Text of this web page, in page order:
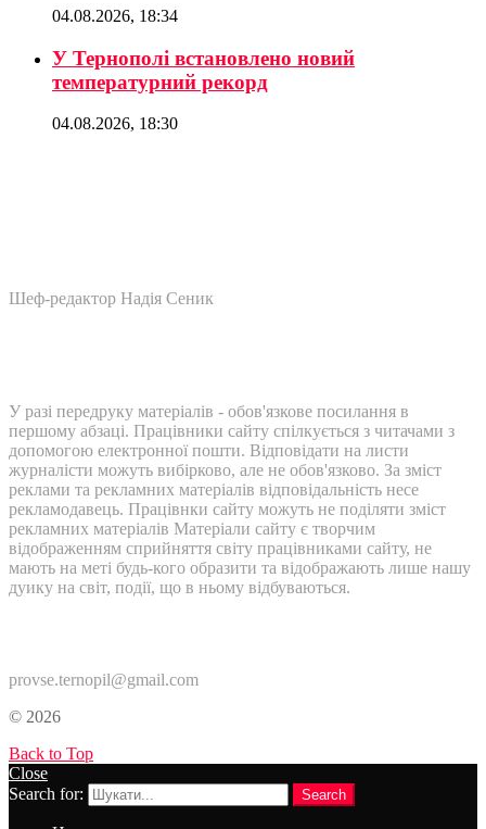
04.08.2026, 18:34
У Тернополі встановлено новий
температурний рекорд
04.08.2026, 18:30
Шеф-редактор Надія Сеник
У разі передруку матеріалів - обов'язкове посилання в
першому абзаці. Працівники сайту спілкується з читачами з
допомогою електронної пошти. Відповідати на листи
журналісти можуть вибірково, але не обов'язково. За зміст
реклами та рекламних матеріалів відповідальність несе
рекламодавець. Працівнки сайту можуть не поділяти зміст
рекламних матеріалів Матеріали сайту є творчим
відображенням сприйняття світу працівниками сайту, не
мають на меті будь-кого образити та відображають лише нашу
дуику на світ, події, що в ньому відбуваються.
provse.ternopil@gmail.com
© 2026
Back to Top
Close
Search for:
Search